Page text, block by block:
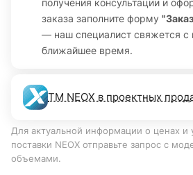
получения консультации и
заказа заполните форму
— наш специалист свяжется с
ближайшее время.
ТМ NEOX в проектных
Для актуальной информации о ценах и
поставки NEOX отправьте запрос с
объемами.